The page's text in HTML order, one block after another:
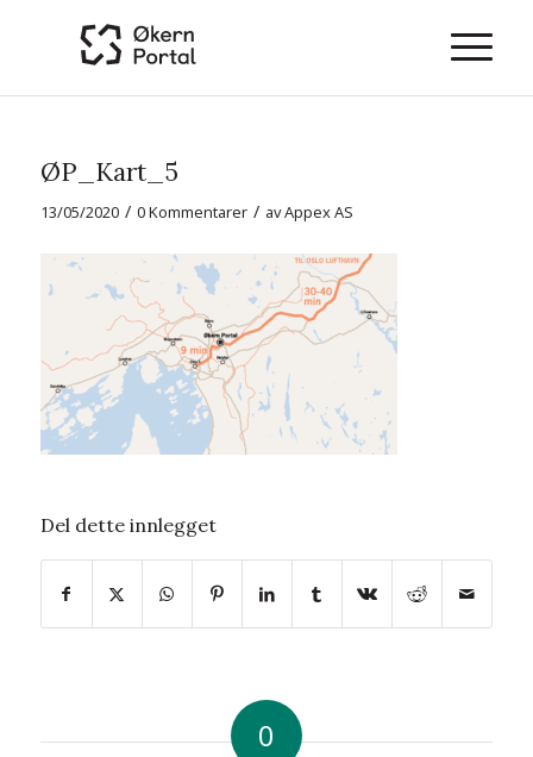
ØP_Kart_5
13/05/2020 / 0 Kommentarer / avAppex AS
Del dette innlegget
0